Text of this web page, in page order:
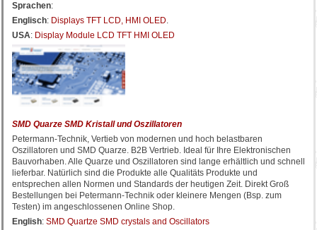
Sprachen:
Englisch: Displays TFT LCD, HMI OLED.
USA: Display Module LCD TFT HMI OLED
SMD Quarze SMD Kristall und Oszillatoren
Petermann-Technik, Vertieb von modernen und hoch belastbaren
Oszillatoren und SMD Quarze. B2B Vertrieb. Ideal für Ihre Elektronischen
Bauvorhaben. Alle Quarze und Oszillatoren sind lange erhältlich und schnell
lieferbar. Natürlich sind die Produkte alle Qualitäts Produkte und
entsprechen allen Normen und Standards der heutigen Zeit. Direkt Groß
Bestellungen bei Petermann-Technik oder kleinere Mengen (Bsp. zum
Testen) im angeschlossenen Online Shop.
English: SMD Quartze SMD crystals and Oscillators